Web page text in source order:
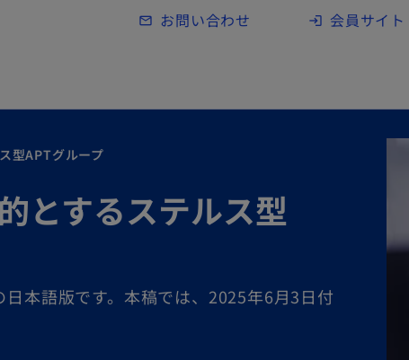
Skip to main content
mail_outline お問い合わせ login 会員サイ
新
型APTグループ
とするステルス型
本語版です。本稿では、2025年6月3日付